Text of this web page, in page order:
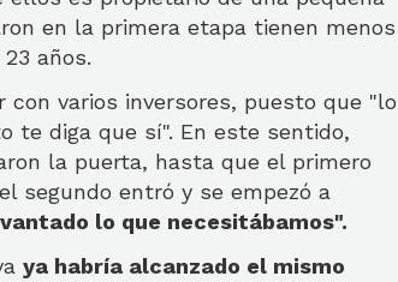
en la primera etapa tienen menos
años.
varios inversores, puesto que "lo
te diga que sí". En este sentido,
la puerta, hasta que el primero
segundo entró y se empezó a
lo que necesitábamos".
ya habría alcanzado el mismo